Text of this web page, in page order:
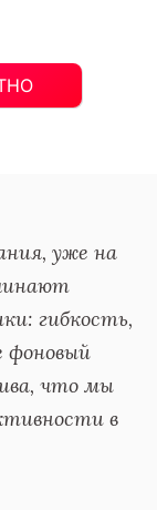
уже на
гибкость,
фоновый
что мы
в